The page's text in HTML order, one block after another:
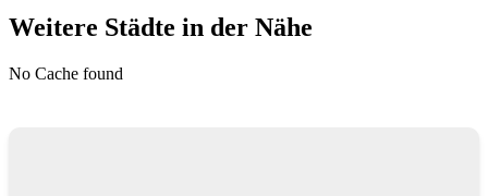
Weitere Städte in der Nähe
No Cache found